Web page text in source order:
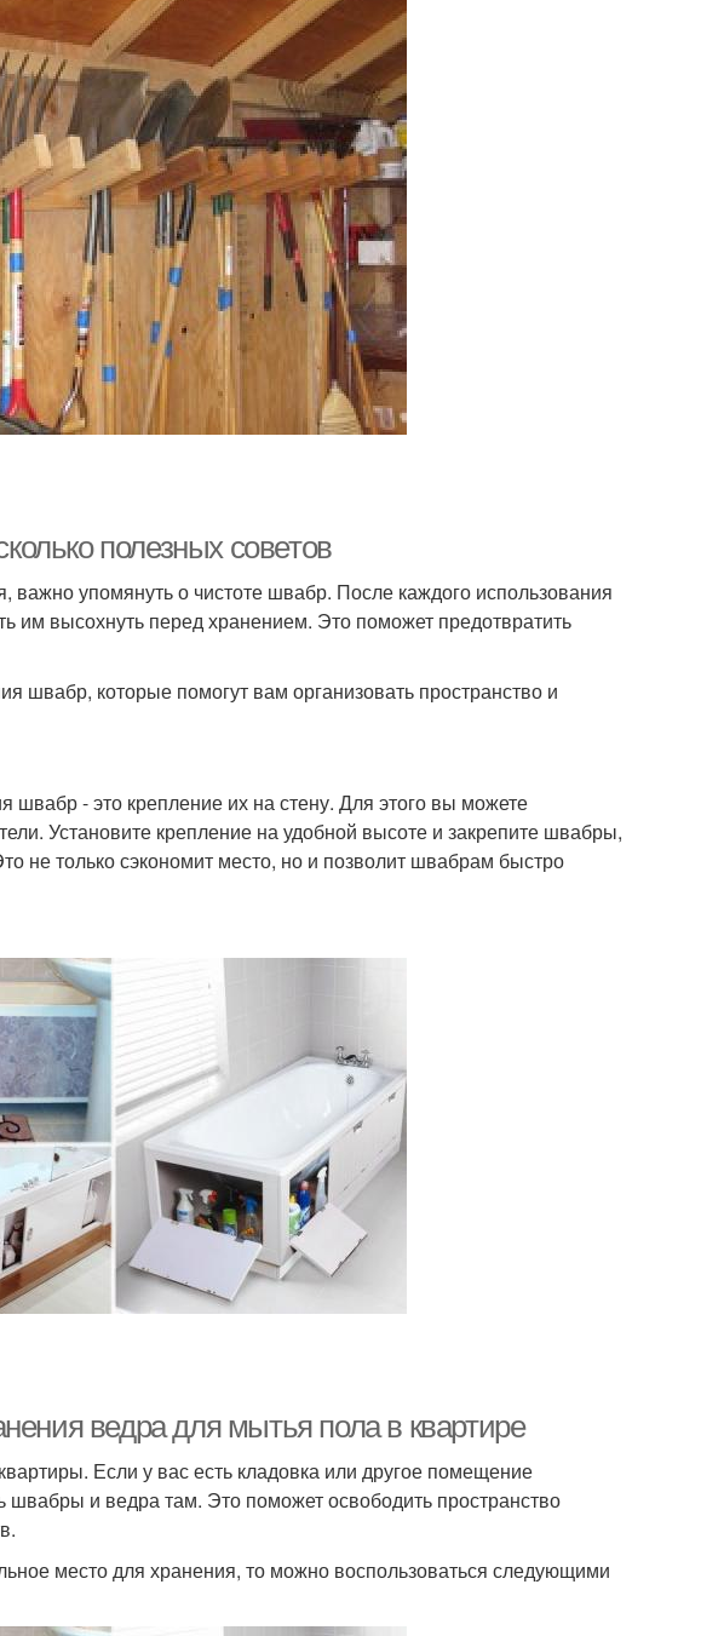
полезных советов
важно упомянуть о чистоте швабр. После каждого использования
им высохнуть перед хранением. Это поможет предотвратить
швабр, которые помогут вам организовать пространство и
- это крепление их на стену. Для этого вы можете
Установите крепление на удобной высоте и закрепите швабры,
не только сэкономит место, но и позволит швабрам быстро
ведра для мытья пола в квартире
Если у вас есть кладовка или другое помещение
швабры и ведра там. Это поможет освободить пространство
место для хранения, то можно воспользоваться следующими